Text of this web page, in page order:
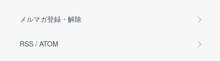
メルマガ登録・解除
RSS / ATOM